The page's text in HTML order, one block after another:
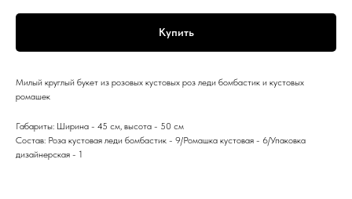
Купить
Милый круглый букет из розовых кустовых роз леди бомбастик и кустовых
ромашек
Габариты: Ширина - 45 см, высота - 50 см
Состав: Роза кустовая леди бомбастик - 9/Ромашка кустовая - 6/Упаковка
дизайнерская - 1